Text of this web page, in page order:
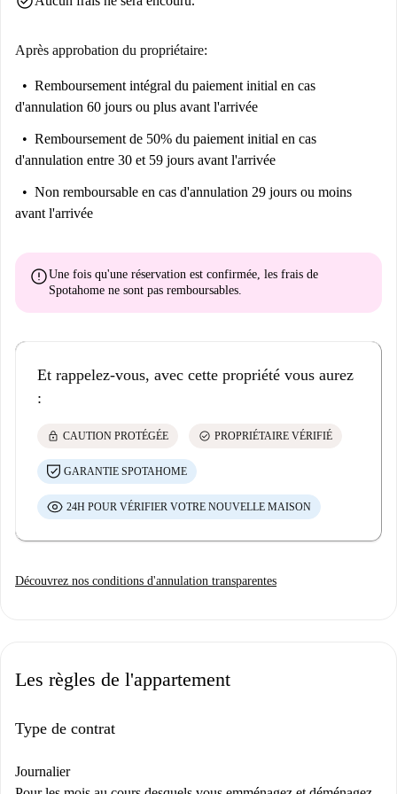
Après approbation du propriétaire:
Remboursement intégral du paiement initial en cas
d'annulation 60 jours ou plus avant l'arrivée
Remboursement de 50% du paiement initial en cas
d'annulation entre 30 et 59 jours avant l'arrivée
Non remboursable en cas d'annulation 29 jours ou moins
avant l'arrivée
errorUne fois qu'une réservation est confirmée, les frais de
Spotahome ne sont pas remboursables.
Et rappelez-vous, avec cette propriété vous aurez
:
lock CAUTION PROTÉGÉE check_circle PROPRIÉTAIRE VÉRIFIÉ
GARANTIE SPOTAHOME
24H POUR VÉRIFIER VOTRE NOUVELLE MAISON
Découvrez nos conditions d'annulation transparentes
Les règles de l'appartement
Type de contrat
Journalier